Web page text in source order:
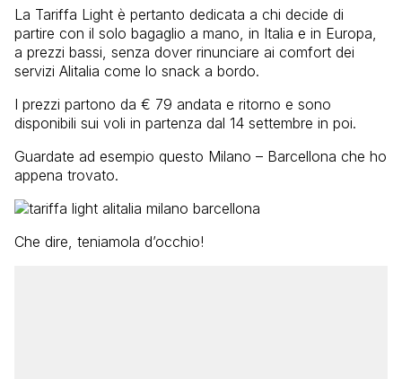
La Tariffa Light è pertanto dedicata a chi decide di
partire con il solo bagaglio a mano, in Italia e in Europa,
a prezzi bassi, senza dover rinunciare ai comfort dei
servizi Alitalia come lo snack a bordo.
I prezzi partono da € 79 andata e ritorno e sono
disponibili sui voli in partenza dal 14 settembre in poi.
Guardate ad esempio questo Milano – Barcellona che ho
appena trovato.
Che dire, teniamola d’occhio!